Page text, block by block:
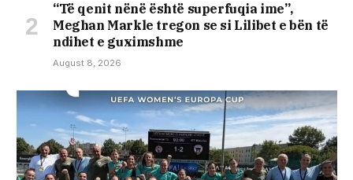
“Të qenit nënë është superfuqia ime”,
Meghan Markle tregon se si Lilibet e bën të
ndihet e guximshme
August 8, 2026